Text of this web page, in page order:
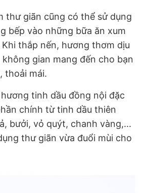
thư giãn cũng có thể sử dụng
bếp vào những bữa ăn xum
thắp nến, hương thơm dịu
gian mang đến cho bạn
thoải mái.
tinh dầu đồng nội đặc
chính từ tinh dầu thiên
bưởi, vỏ quýt, chanh vàng,...
thư giãn vừa đuổi mùi cho